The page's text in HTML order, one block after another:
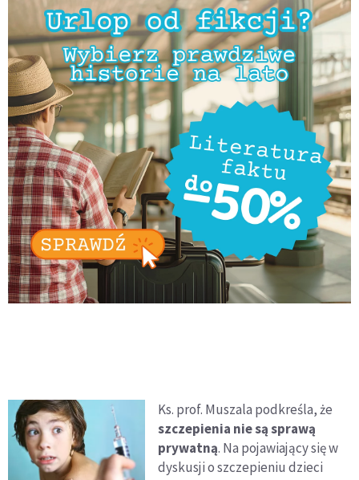
Ks. prof. Muszala podkreśla, że
szczepienia nie są sprawą
prywatną. Na pojawiający się w
dyskusji o szczepieniu dzieci